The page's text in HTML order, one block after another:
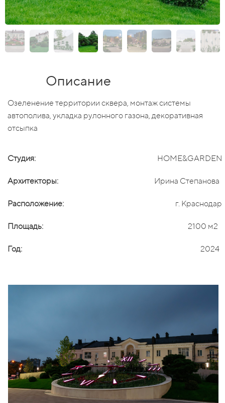
Описание
Озеленение территории сквера, монтаж системы
автополива, укладка рулонного газона, декоративная
отсыпка
Студия: HOME&GARDEN
Архитекторы: Ирина Степанова
Расположение: г. Краснодар
Площадь: 2100 м2
Год: 2024